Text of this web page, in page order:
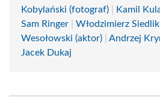
Kobylański (fotograf)
Kamil
Sam Ringer
Włodzimierz Siedlik
Wesołowski (aktor)
Andrzej
Jacek Dukaj